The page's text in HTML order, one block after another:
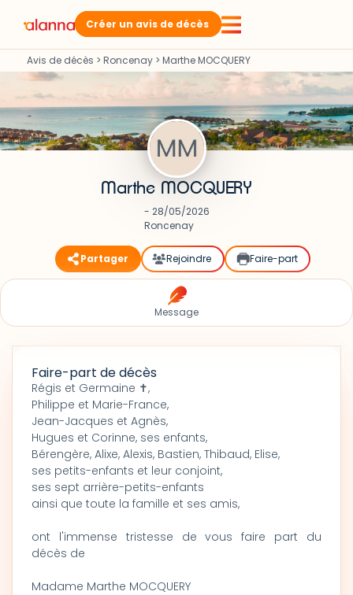
Créer un avis de décès
Avis de décès > Roncenay > Marthe MOCQUERY
Marthe MOCQUERY
- 28/05/2026
Roncenay
Partager Rejoindre Faire-part
Message
Faire-part de décès
Régis et Germaine ✝,
Philippe et Marie-France,
Jean-Jacques et Agnès,
Hugues et Corinne, ses enfants,
Bérengère, Alixe, Alexis, Bastien, Thibaud, Elise,
ses petits-enfants et leur conjoint,
ses sept arrière-petits-enfants
ainsi que toute la famille et ses amis,
ont l'immense tristesse de vous faire part du
décès de
Madame Marthe MOCQUERY